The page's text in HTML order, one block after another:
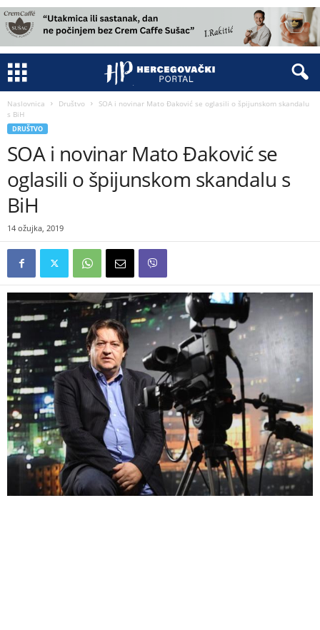
Naslovnica Društvo
SOA i novinar Mato Đaković se oglasili o špijunskom skandalu
s BiH
DRUŠTVO
SOA i novinar Mato Đaković se
oglasili o špijunskom skandalu s
BiH
14 ožujka, 2019